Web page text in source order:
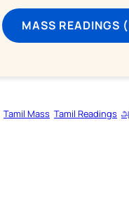
MASS READINGS
Tamil Mass Tamil Readings